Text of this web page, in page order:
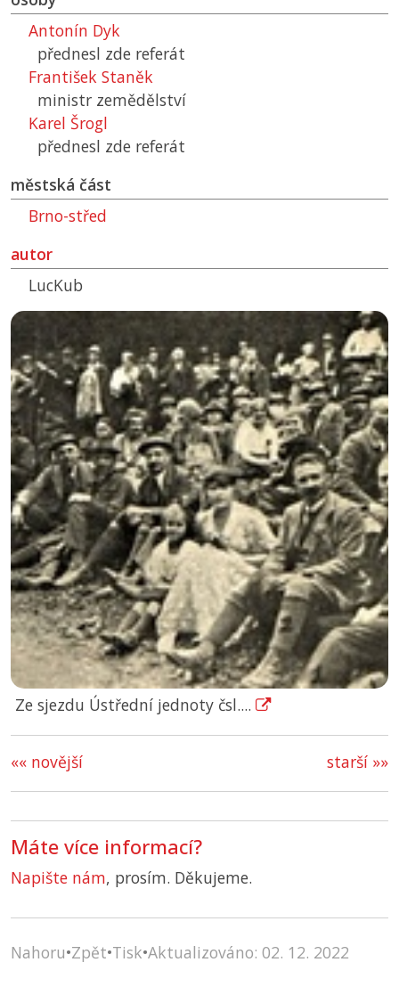
Antonín Dyk
přednesl zde referát
František Staněk
ministr zemědělství
Karel Šrogl
přednesl zde referát
městská část
Brno-střed
autor
LucKub
Ze sjezdu Ústřední jednoty čsl....
starší »»
«« novější
Máte více informací?
Napište nám, prosím. Děkujeme.
Nahoru•Zpět•Tisk•Aktualizováno: 02. 12. 2022